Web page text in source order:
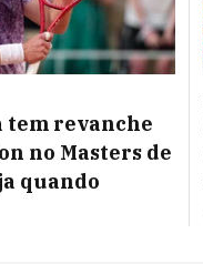
tem revanche
no Masters de
quando